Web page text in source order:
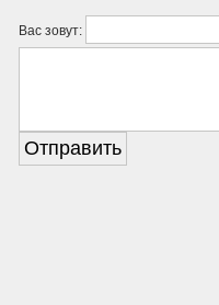
Вас зовут: